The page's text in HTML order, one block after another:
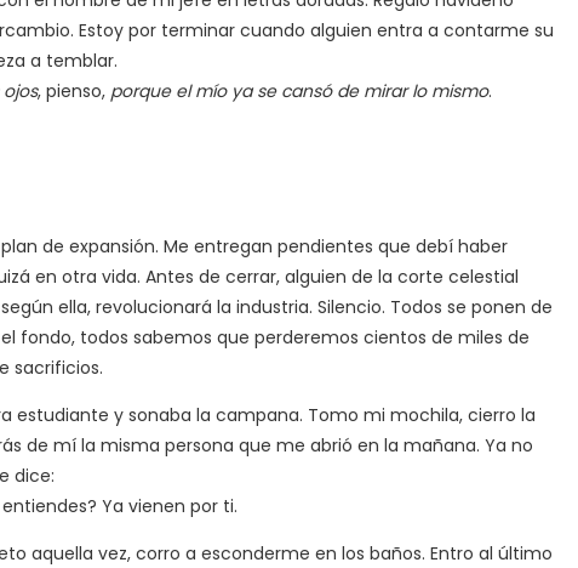
Estoy por terminar cuando alguien entra a contarme su
a temblar.
, pienso, porque el mío ya se cansó de mirar lo mismo.
de expansión. Me entregan pendientes que debí haber
en otra vida. Antes de cerrar, alguien de la corte celestial
ella, revolucionará la industria. Silencio. Todos se ponen de
fondo, todos sabemos que perderemos cientos de miles de
sacrificios.
estudiante y sonaba la campana. Tomo mi mochila, cierro la
de mí la misma persona que me abrió en la mañana. Ya no
dice:
Ya vienen por ti.
aquella vez, corro a esconderme en los baños. Entro al último